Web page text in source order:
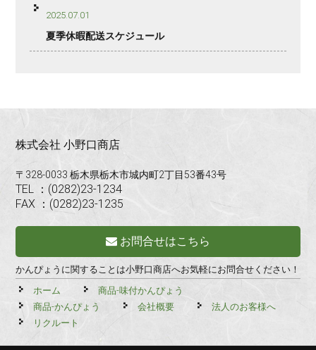
2025.07.01
夏季休暇配送スケジュール
株式会社 小野口商店
〒328-0033 栃木県栃木市城内町2丁目53番43号
TEL ：(0282)23-1234
FAX ：(0282)23-1235
お問合せはこちら
かんぴょうに関することは小野口商店へお気軽にお問合せください！
ホーム
商品-味付かんぴょう
商品-かんぴょう
会社概要
法人のお客様へ
リクルート